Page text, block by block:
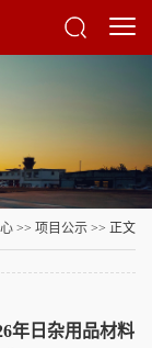
>> 项目公示 >> 正文
年日杂用品材料